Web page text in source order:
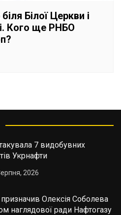
Білої Церкви і
Кого ще РНБО
7 видобувних
Укрнафти
2026
Олексія Соболева
наглядової ради Нафтогазу